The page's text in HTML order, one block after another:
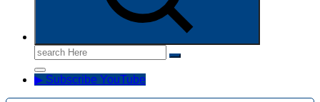
Search
for:
▶ Subscribe YouTube